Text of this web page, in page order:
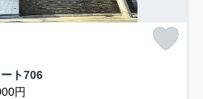
ト706
円